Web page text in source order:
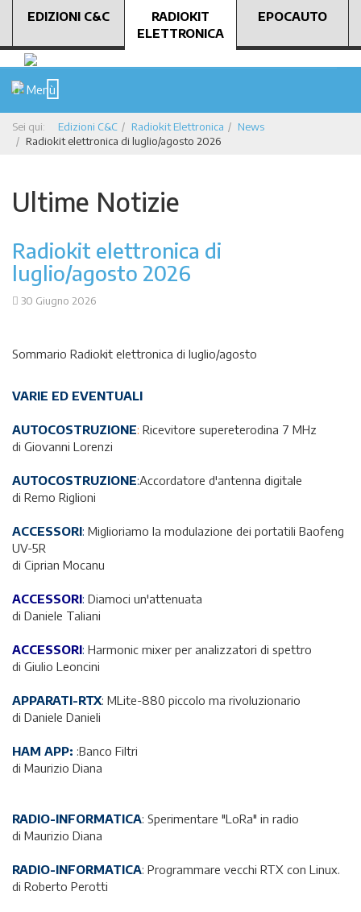
EDIZIONI C&C
RADIOKIT
ELETTRONICA
EPOCAUTO
Menù
Sei qui: Edizioni C&C Radiokit Elettronica
News
Radiokit elettronica di luglio/agosto 2026
Ultime Notizie
Radiokit elettronica di
luglio/agosto 2026
30 Giugno 2026
Sommario Radiokit elettronica di luglio/agosto
VARIE ED EVENTUALI
AUTOCOSTRUZIONE: Ricevitore supereterodina 7 MHz
di Giovanni Lorenzi
AUTOCOSTRUZIONE:Accordatore d'antenna digitale
di Remo Riglioni
ACCESSORI: Miglioriamo la modulazione dei portatili Baofeng
UV-5R
di Ciprian Mocanu
ACCESSORI: Diamoci un'attenuata
di Daniele Taliani
ACCESSORI: Harmonic mixer per analizzatori di spettro
di Giulio Leoncini
APPARATI-RTX: MLite-880 piccolo ma rivoluzionario
di Daniele Danieli
HAM APP: :Banco Filtri
di Maurizio Diana
RADIO-INFORMATICA: Sperimentare "LoRa" in radio
di Maurizio Diana
RADIO-INFORMATICA: Programmare vecchi RTX con Linux.
di Roberto Perotti